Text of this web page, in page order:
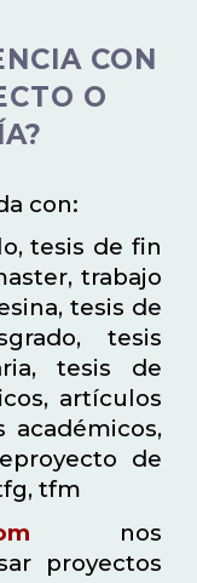
CON
O
con:
tesis de fin
trabajo
tesis de
tesis
tesis de
artículos
académicos,
de
tfm
nos
proyectos